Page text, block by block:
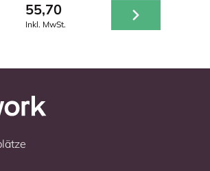
55,70
Inkl. MwSt.